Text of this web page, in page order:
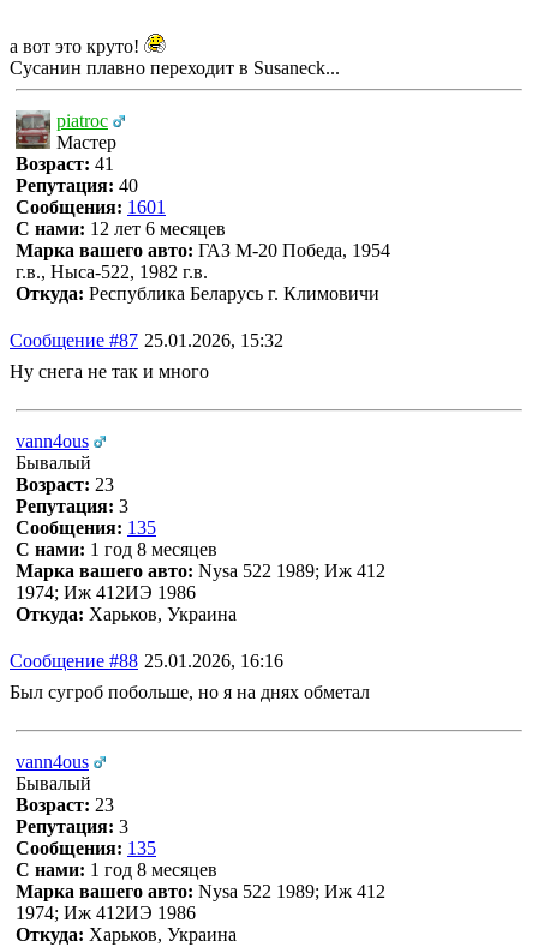
а вот это круто!
Сусанин плавно переходит в Susaneck...
piatroc
Мастер
Возраст: 41
Репутация: 40
Сообщения: 1601
С нами: 12 лет 6 месяцев
Марка вашего авто: ГАЗ М-20 Победа, 1954
г.в., Ныса-522, 1982 г.в.
Откуда: Республика Беларусь г. Климовичи
Сообщение #87 25.01.2026, 15:32
Ну снега не так и много
vann4ous
Бывалый
Возраст: 23
Репутация: 3
Сообщения: 135
С нами: 1 год 8 месяцев
Марка вашего авто: Nysa 522 1989; Иж 412
1974; Иж 412ИЭ 1986
Откуда: Харьков, Украина
Сообщение #88 25.01.2026, 16:16
Был сугроб побольше, но я на днях обметал
vann4ous
Бывалый
Возраст: 23
Репутация: 3
Сообщения: 135
С нами: 1 год 8 месяцев
Марка вашего авто: Nysa 522 1989; Иж 412
1974; Иж 412ИЭ 1986
Откуда: Харьков, Украина